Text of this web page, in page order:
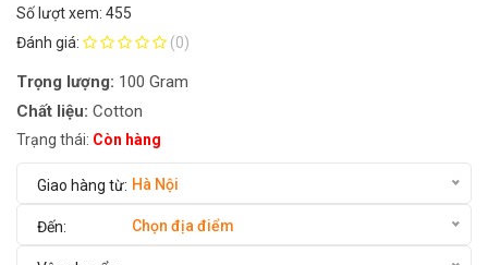
Số lượt xem: 455
Đánh giá:
(0)
Trọng lượng: 100 Gram
Chất liệu: Cotton
Trạng thái: Còn hàng
Hà Nội
Chọn địa điểm